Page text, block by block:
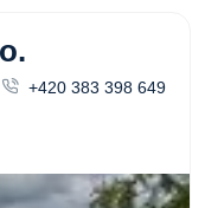
+420 383 398 649